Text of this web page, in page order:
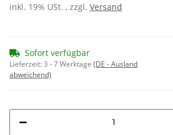
inkl. 19% USt. , zzgl. Versand
Sofort verfügbar
Lieferzeit:3 - 7 Werktage (DE - Ausland
abweichend)